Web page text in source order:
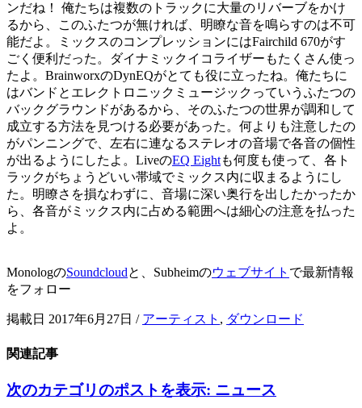
ンだね！ 俺たちは複数のトラックに大量のリバーブをかけ
るから、このふたつが無ければ、明瞭な音を鳴らすのは不可
能だよ。ミックスのコンプレッションにはFairchild 670がす
ごく便利だった。ダイナミックイコライザーもたくさん使っ
たよ。BrainworxのDynEQがとても役に立ったね。俺たちに
はバンドとエレクトロニックミュージックっていうふたつの
バックグラウンドがあるから、そのふたつの世界が調和して
成立する方法を見つける必要があった。何よりも注意したの
がパンニングで、左右に連なるステレオの音場で各音の個性
が出るようにしたよ。LiveのEQ Eightも何度も使って、各ト
ラックがちょうどいい帯域でミックス内に収まるようにし
た。明瞭さを損なわずに、音場に深い奥行を出したかったか
ら、各音がミックス内に占める範囲へは細心の注意を払った
よ。
MonologのSoundcloudと、Subheimのウェブサイト で最新情報
をフォロー
掲載日 2017年6月27日 / アーティスト , ダウンロード
関連記事
次のカテゴリのポストを表示: ニュース